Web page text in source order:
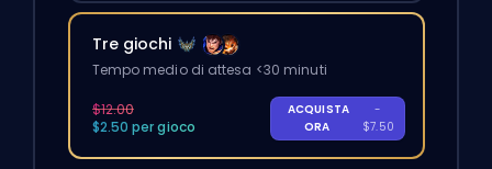
Tre giochi
Tempo medio di attesa <30 minuti
$12.00
$2.50 per gioco
ACQUISTA
ORA
-
$7.50